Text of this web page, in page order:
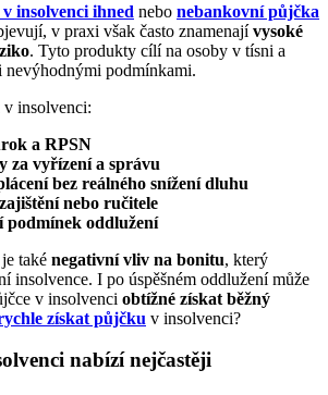
insolvenci ihned nebo nebankovní půjčka
v praxi však často znamenajívysoké
. Tyto produkty cílí na osoby v tísni a
nevýhodnými podmínkami.
insolvenci:
a RPSN
za vyřízení a správu
bez reálného snížení dluhu
nebo ručitele
podmínek oddlužení
také negativní vliv na bonitu, který
insolvence. I po úspěšném oddlužení může
v insolvenci obtížné získat běžný
získat půjčku v insolvenci?
nabízí nejčastěji